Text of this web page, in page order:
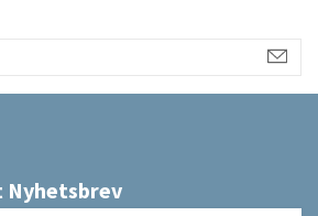
Nyhetsbrev